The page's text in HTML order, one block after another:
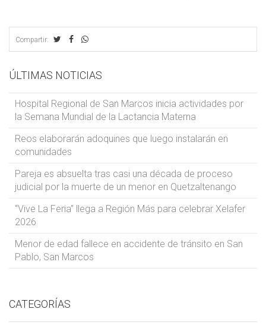
Compartir:
ÚLTIMAS NOTICIAS
Hospital Regional de San Marcos inicia actividades por
la Semana Mundial de la Lactancia Materna
Reos elaborarán adoquines que luego instalarán en
comunidades
Pareja es absuelta tras casi una década de proceso
judicial por la muerte de un menor en Quetzaltenango
“Vive La Feria” llega a Región Más para celebrar Xelafer
2026
Menor de edad fallece en accidente de tránsito en San
Pablo, San Marcos
CATEGORÍAS